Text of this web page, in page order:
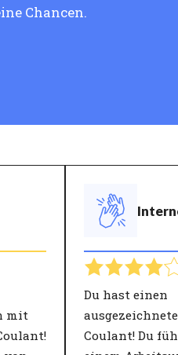
Chancen.
mit
Du hast einen
Coulant! Du